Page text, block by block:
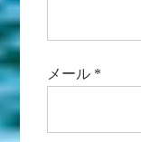
メール *